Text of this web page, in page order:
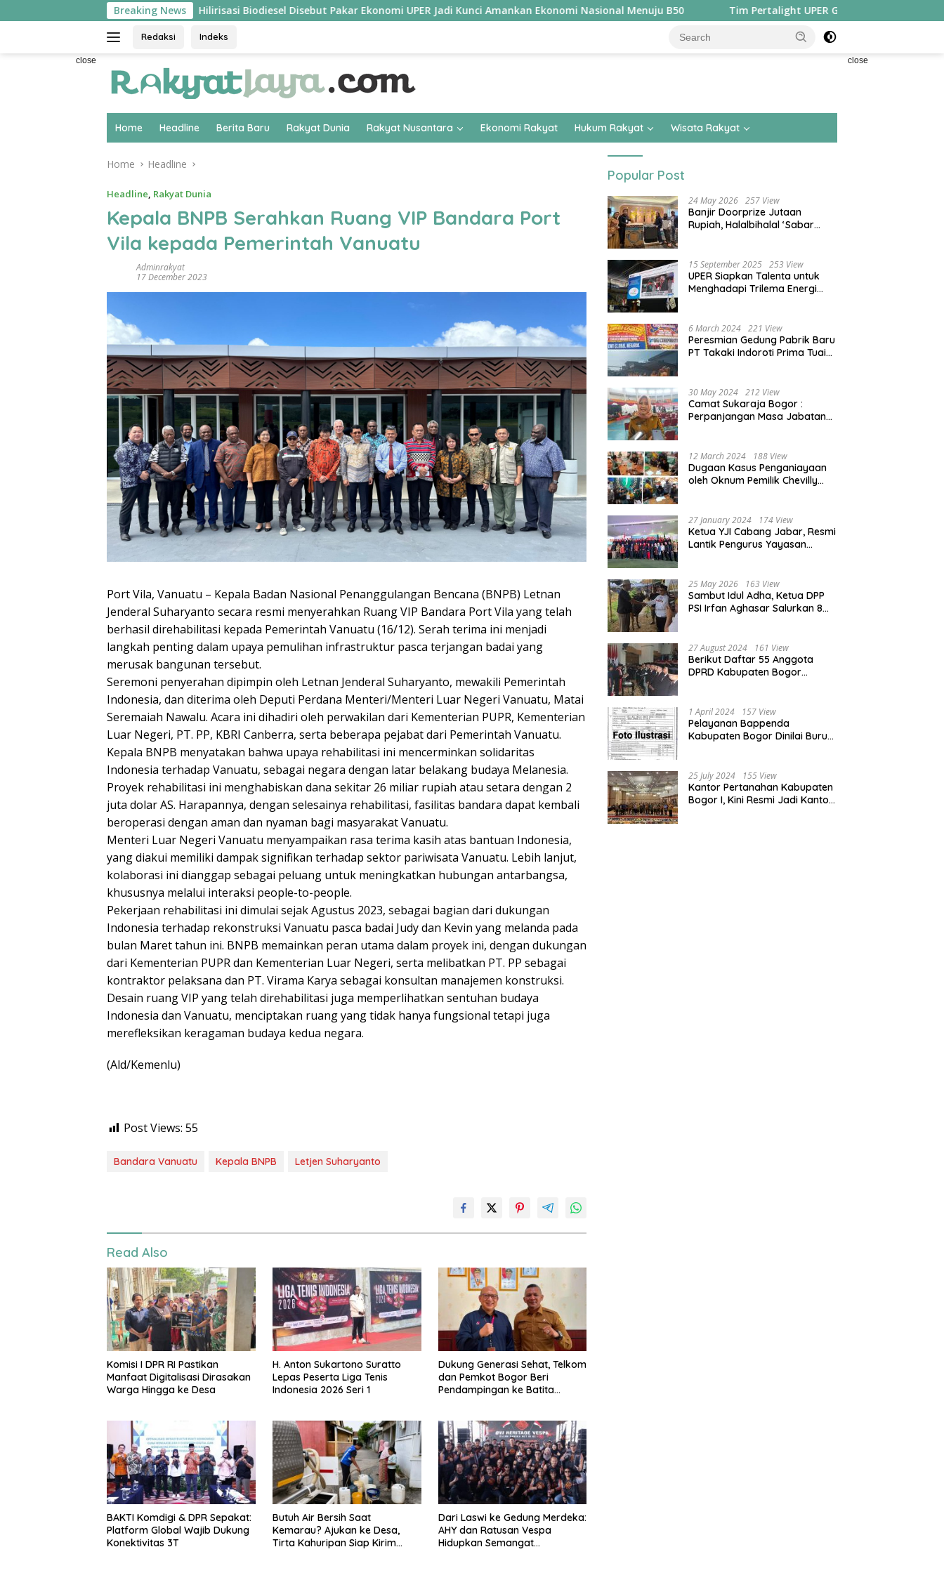
to
Breaking News
Hilirisasi Biodiesel Disebut Pakar Ekonomi UPER Jadi Kunci Amankan Ekonomi Nasional Menuju B50 Tim Pertalight UPER Gagas Solusi Hak Pejalan Kaki di
Redaksi Indeks
close close
Home Headline Berita Baru Rakyat Dunia Rakyat Nusantara Ekonomi Rakyat Hukum Rakyat Wisata Rakyat
Home Headline
Headline, Rakyat Dunia
Kepala BNPB Serahkan Ruang VIP Bandara Port
Vila kepada Pemerintah Vanuatu
Adminrakyat
17 December 2023
Port Vila, Vanuatu – Kepala Badan Nasional Penanggulangan Bencana (BNPB) Letnan
Jenderal Suharyanto secara resmi menyerahkan Ruang VIP Bandara Port Vila yang telah
berhasil direhabilitasi kepada Pemerintah Vanuatu (16/12). Serah terima ini menjadi
langkah penting dalam upaya pemulihan infrastruktur pasca terjangan badai yang
merusak bangunan tersebut.
Seremoni penyerahan dipimpin oleh Letnan Jenderal Suharyanto, mewakili Pemerintah
Indonesia, dan diterima oleh Deputi Perdana Menteri/Menteri Luar Negeri Vanuatu, Matai
Seremaiah Nawalu. Acara ini dihadiri oleh perwakilan dari Kementerian PUPR, Kementerian
Luar Negeri, PT. PP, KBRI Canberra, serta beberapa pejabat dari Pemerintah Vanuatu.
Kepala BNPB menyatakan bahwa upaya rehabilitasi ini mencerminkan solidaritas
Indonesia terhadap Vanuatu, sebagai negara dengan latar belakang budaya Melanesia.
Proyek rehabilitasi ini menghabiskan dana sekitar 26 miliar rupiah atau setara dengan 2
juta dolar AS. Harapannya, dengan selesainya rehabilitasi, fasilitas bandara dapat kembali
beroperasi dengan aman dan nyaman bagi masyarakat Vanuatu.
Menteri Luar Negeri Vanuatu menyampaikan rasa terima kasih atas bantuan Indonesia,
yang diakui memiliki dampak signifikan terhadap sektor pariwisata Vanuatu. Lebih lanjut,
kolaborasi ini dianggap sebagai peluang untuk meningkatkan hubungan antarbangsa,
khususnya melalui interaksi people-to-people.
Pekerjaan rehabilitasi ini dimulai sejak Agustus 2023, sebagai bagian dari dukungan
Indonesia terhadap rekonstruksi Vanuatu pasca badai Judy dan Kevin yang melanda pada
bulan Maret tahun ini. BNPB memainkan peran utama dalam proyek ini, dengan dukungan
dari Kementerian PUPR dan Kementerian Luar Negeri, serta melibatkan PT. PP sebagai
kontraktor pelaksana dan PT. Virama Karya sebagai konsultan manajemen konstruksi.
Desain ruang VIP yang telah direhabilitasi juga memperlihatkan sentuhan budaya
Indonesia dan Vanuatu, menciptakan ruang yang tidak hanya fungsional tetapi juga
merefleksikan keragaman budaya kedua negara.
(Ald/Kemenlu)
Post Views: 55
Bandara Vanuatu Kepala BNPB Letjen Suharyanto
Read Also
Komisi I DPR RI Pastikan
Manfaat Digitalisasi Dirasakan
Warga Hingga ke Desa
H. Anton Sukartono Suratto
Lepas Peserta Liga Tenis
Indonesia 2026 Seri 1
Dukung Generasi Sehat, Telkom
dan Pemkot Bogor Beri
Pendampingan ke Batita
BAKTI Komdigi & DPR Sepakat:
Platform Global Wajib Dukung
Konektivitas 3T
Butuh Air Bersih Saat
Kemarau? Ajukan ke Desa,
Tirta Kahuripan Siap Kirim
Dari Laswi ke Gedung Merdeka:
AHY dan Ratusan Vespa
Hidupkan Semangat
Popular Post
24 May 2026 257 View
Banjir Doorprize Jutaan
Rupiah, Halalbihalal ‘Sabar
15 September 2025 253 View
UPER Siapkan Talenta untuk
Menghadapi Trilema Energi
Beasiswa 30% di 2025
6 March 2024 221 View
Peresmian Gedung Pabrik Baru
PT Takaki Indoroti Prima Tuai
30 May 2024 212 View
Camat Sukaraja Bogor :
Perpanjangan Masa Jabatan
yang Besar
12 March 2024 188 View
Dugaan Kasus Penganiayaan
oleh Oknum Pemilik Chevilly
Berakhir Damai
27 January 2024 174 View
Ketua YJI Cabang Jabar, Resmi
Lantik Pengurus Yayasan
25 May 2026 163 View
Sambut Idul Adha, Ketua DPP
PSI Irfan Aghasar Salurkan 8
27 August 2024 161 View
Berikut Daftar 55 Anggota
DPRD Kabupaten Bogor
1 April 2024 157 View
Pelayanan Bappenda
Kabupaten Bogor Dinilai Buruk,
25 July 2024 155 View
Kantor Pertanahan Kabupaten
Bogor I, Kini Resmi Jadi Kantor